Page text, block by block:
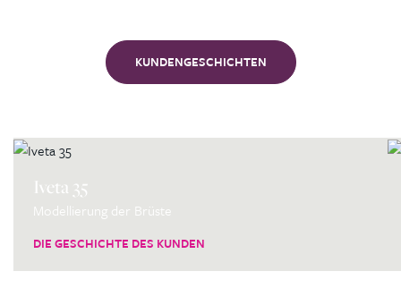
KUNDENGESCHICHTEN
Iveta 35
Modellierung der Brüste
DIE GESCHICHTE DES KUNDEN